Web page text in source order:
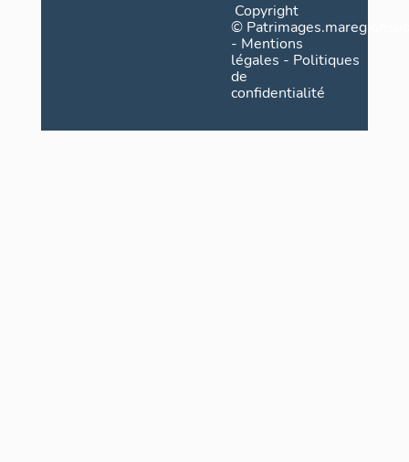
Copyright
©
- Mentions
légales - Politiques
de
confidentialité